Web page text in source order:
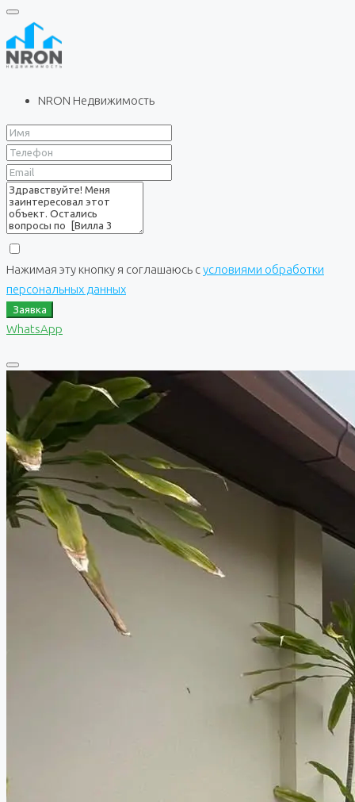
NRON Недвижимость
Нажимая эту кнопку я соглашаюсь сусловиями обработки
персональных данных
Заявка
WhatsApp